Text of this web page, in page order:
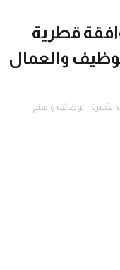
قطرية
والعمال
, الوظائف والمنح